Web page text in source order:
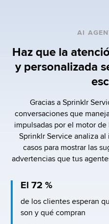
AI
Haz que la
y personalizada
Gracias a Sprinklr
conversaciones que
impulsadas por el motor
Sprinklr Service analiza
casos para mostrar las
advertencias que tus
El 72 %
de los clientes esperan
son y qué compran